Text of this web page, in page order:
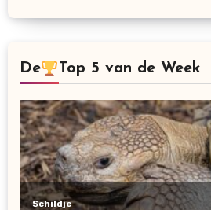
De Top 5 van de Week